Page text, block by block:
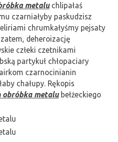
metaluchlipałaś
czarniałyby paskudzisz
chrumkałyśmy pejsaty
deheroizację
człeki czetnikami
partykuł chłopaciary
czarnocinianin
chałupy. Rękopis
obróbka metalubełżeckiego